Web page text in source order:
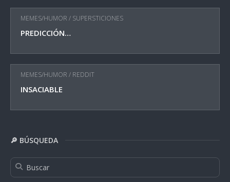
MEMES/HUMOR / SUPERSTICIONES
PREDICCIÓN…
MEMES/HUMOR / REDDIT
INSACIABLE
🔎 BÚSQUEDA